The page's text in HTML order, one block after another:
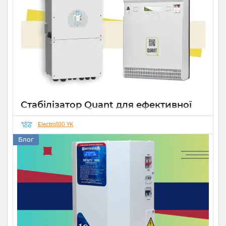
Стабілізатор Quant для ефективної
роботи СЕС
Electro100 YK
Блог